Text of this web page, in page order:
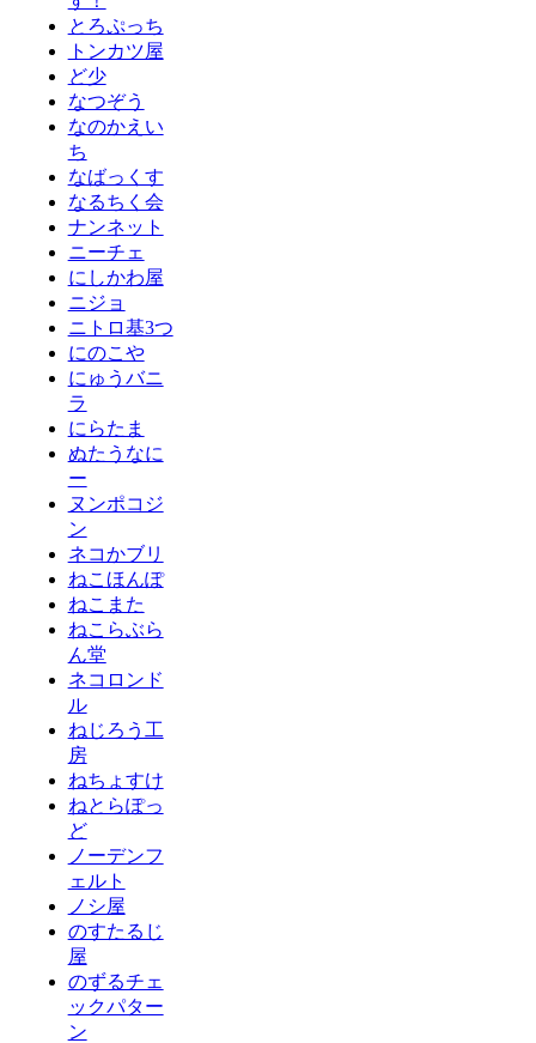
とろぷっち
トンカツ屋
ど少
なつぞう
なのかえい
ち
なばっくす
なるちく会
ナンネット
ニーチェ
にしかわ屋
ニジョ
ニトロ基3つ
にのこや
にゅうバニ
ラ
にらたま
ぬたうなに
ー
ヌンポコジ
ン
ネコかブリ
ねこほんぽ
ねこまた
ねこらぶら
ん堂
ネコロンド
ル
ねじろう工
房
ねちょすけ
ねとらぽっ
ど
ノーデンフ
ェルト
ノシ屋
のすたるじ
屋
のずるチェ
ックパター
ン